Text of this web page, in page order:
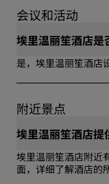
服务, 停车, 体育认证
中心, 会议设施, 迷你
汽室, 保险箱, 汽车业,
会议和活动
埃里温丽笙酒店是
是，埃里温丽笙酒店
附近景点
埃里温丽笙酒店提
埃里温丽笙酒店附近
面，详细了解酒店的